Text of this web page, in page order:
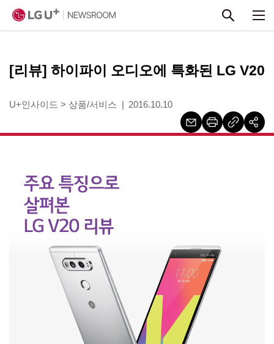
[리뷰] 하이파이 오디오에 특화된 LG V20
U+인사이드 > 상품/서비스 2016.10.10